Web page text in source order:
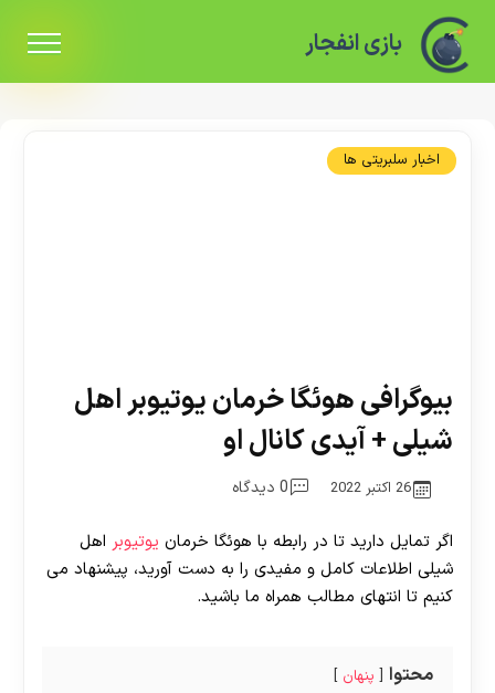
بازی انفجار
اخبار سلبریتی ها
بیوگرافی هوئگا خرمان یوتیوبر اهل
شیلی + آیدی کانال او
26 اکتبر 2022 0 دیدگاه
اگر تمایل دارید تا در رابطه با هوئگا خرمان یوتیوبر اهل
شیلی اطلاعات کامل و مفیدی را به دست آورید، پیشنهاد می
کنیم تا انتهای مطالب همراه ما باشید.
محتوا پنهان